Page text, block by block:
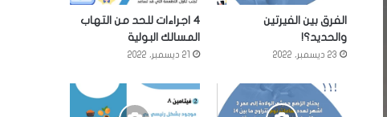
الفرق بين الفيرتين
والحديد؟!
23 ديسمبر، 2022
4 اجراءات للحد من التهاب
المسالك البولية
21 ديسمبر، 2022